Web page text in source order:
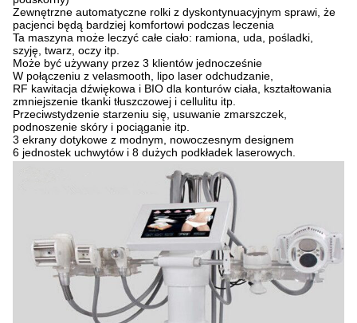
Zewnętrzne automatyczne rolki z dyskontynuacyjnym sprawi, że
pacjenci będą bardziej komfortowi podczas leczenia
Ta maszyna może leczyć całe ciało: ramiona, uda, pośladki,
szyję, twarz, oczy itp.
Może być używany przez 3 klientów jednocześnie
W połączeniu z velasmooth, lipo laser odchudzanie,
RF kawitacja dźwiękowa i BIO dla konturów ciała, kształtowania
zmniejszenie tkanki tłuszczowej i cellulitu itp.
Przeciwstydzenie starzeniu się, usuwanie zmarszczek,
podnoszenie skóry i pociąganie itp.
3 ekrany dotykowe z modnym, nowoczesnym designem
6 jednostek uchwytów i 8 dużych podkładek laserowych.